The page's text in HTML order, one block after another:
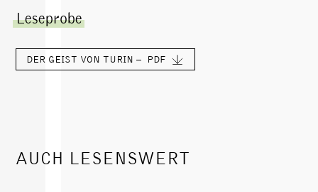
Leseprobe
DER GEIST VON TURIN – PDF
AUCH LESENSWERT